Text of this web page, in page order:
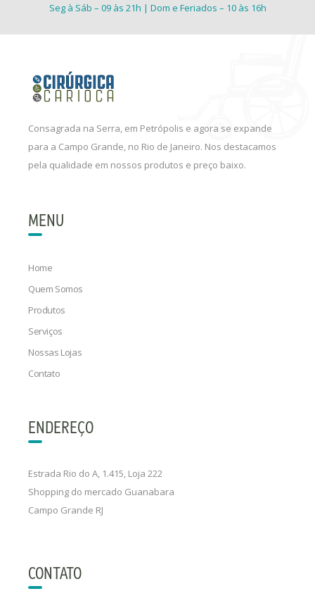
Seg à Sáb – 09 às 21h | Dom e Feriados – 10 às 16h
Consagrada na Serra, em Petrópolis e agora se expande
para a Campo Grande, no Rio de Janeiro. Nos destacamos
pela qualidade em nossos produtos e preço baixo.
MENU
Home
Quem Somos
Produtos
Serviços
Nossas Lojas
Contato
ENDEREÇO
Estrada Rio do A, 1.415, Loja 222
Shopping do mercado Guanabara
Campo Grande RJ
CONTATO